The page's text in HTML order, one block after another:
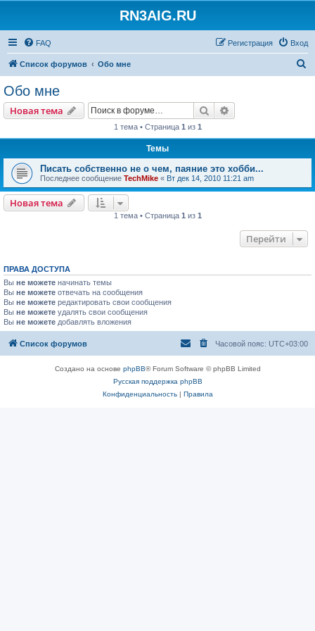
RN3AIG.RU
FAQ Вход
Регистрация
Список форумов Обо мне
Обо мне
Новая тема Поиск
1 тема • Страница 1 из 1
Темы
Писать собственно не о чем, паяние это хобби...
Последнее сообщение TechMike « Вт дек 14, 2010 11:21 am
Новая тема
1 тема • Страница 1 из 1
Перейти
ПРАВА ДОСТУПА
Вы не можете начинать темы
Вы не можете отвечать на сообщения
Вы не можете редактировать свои сообщения
Вы не можете удалять свои сообщения
Вы не можете добавлять вложения
Список форумов Часовой пояс: UTC+03:00
Создано на основе phpBB® Forum Software © phpBB Limited
Русская поддержка phpBB
Конфиденциальность| Правила